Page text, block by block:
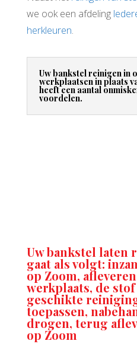
we ook een afdeling
herkleuren.
Uw bankstel reinigen in
werkplaatsen in plaats
heeft een aantal
voordelen.
Uw bankstel laten
gaat als volgt:
op Zoom,
werkplaats, de
geschikte
toepassen,
drogen, terug
op Zoom